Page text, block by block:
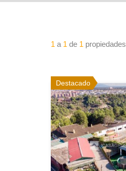
1 a 1 de 1 propiedades
Destacado